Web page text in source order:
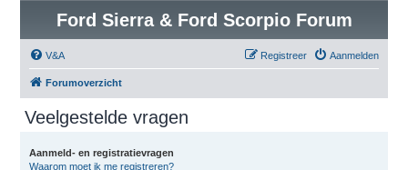
Ford Sierra & Ford Scorpio Forum
V&A Aanmelden
Registreer
Forumoverzicht
Veelgestelde vragen
Aanmeld- en registratievragen
Waarom moet ik me registreren?